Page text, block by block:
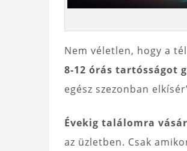
Nem véletlen, hogy a
8-12 órás tartósságot
egész szezonban
Évekig találomra
az üzletben. Csak